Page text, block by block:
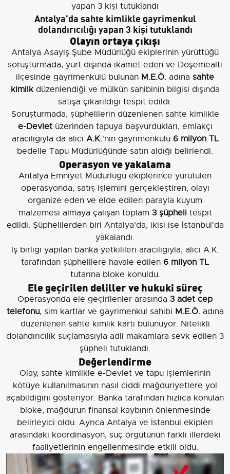
Antalya’da sahte kimlikle gayrimenkul
dolandırıcılığı yapan 3 kişi tutuklandı
Olayın ortaya çıkışı
Antalya Asayiş Şube Müdürlüğü ekiplerinin yürüttüğü
soruşturmada, yurt dışında ikamet eden ve Döşemealtı
ilçesinde gayrimenkulü bulunan M.E.Ö. adına sahte
kimlikdüzenlendiği ve mülkün sahibinin bilgisi dışında
satışa çıkarıldığı tespit edildi.
Soruşturmada, şüphelilerin düzenlenen sahte kimlikle
e-Devletüzerinden tapuya başvurdukları, emlakçı
aracılığıyla da alıcı A.K.'nin gayrimenkulü 6 milyon TL
bedelle Tapu Müdürlüğünde satın aldığı belirlendi.
Operasyon ve yakalama
Antalya Emniyet Müdürlüğü ekiplerince yürütülen
operasyonda, satış işlemini gerçekleştiren, olayı
organize eden ve elde edilen parayla kuyum
malzemesi almaya çalışan toplam 3 şüphelitespit
edildi. Şüphelilerden biri Antalya'da, ikisi ise İstanbul'da
yakalandı.
İş birliği yapılan banka yetkilileri aracılığıyla, alıcı A.K.
tarafından şüphelilere havale edilen 6 milyon TL
tutarına bloke konuldu.
Ele geçirilen deliller ve hukuki süreç
Operasyonda ele geçirilenler arasında 3 adet cep
telefonu, sim kartlar ve gayrimenkul sahibi M.E.Ö.adına
düzenlenen sahte kimlik kartı bulunuyor. Nitelikli
dolandırıcılık suçlamasıyla adli makamlara sevk edilen 3
şüpheli tutuklandı.
Değerlendirme
Olay, sahte kimlikle e-Devlet ve tapu işlemlerinin
kötüye kullanılmasının nasıl ciddi mağduriyetlere yol
açabildiğini gösteriyor. Banka tarafından hızlıca konulan
bloke, mağdurun finansal kaybının önlenmesinde
belirleyici oldu. Ayrıca Antalya ve İstanbul ekipleri
arasındaki koordinasyon, suç örgütünün farklı illerdeki
faaliyetlerinin engellenmesinde etkili oldu.